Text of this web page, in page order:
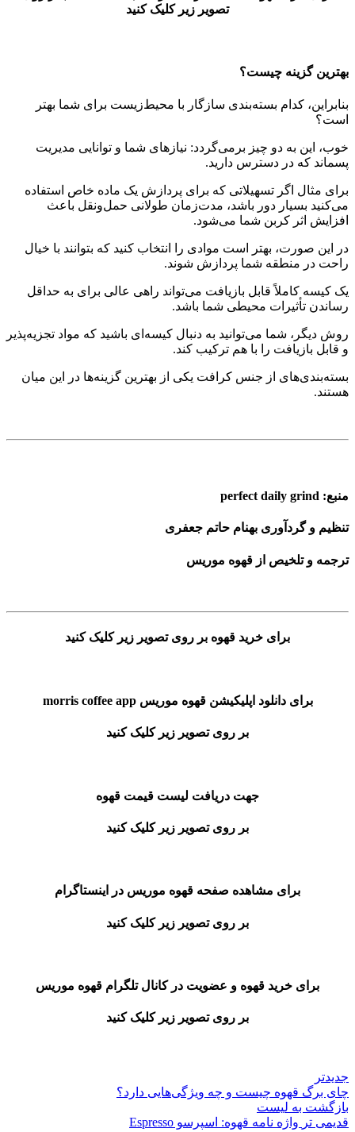
تصویر زیر کلیک کنید
بهترین گزینه چیست؟
بنابراین، کدام بسته‌بندی سازگار با محیط‌زیست برای شما بهتر
است؟
خوب، این به دو چیز برمی‌گردد: نیازهای شما و توانایی مدیریت
پسماند که در دسترس دارید.
برای مثال اگر تسهیلاتی که برای پردازش یک ماده خاص استفاده
می‌کنید بسیار دور باشد، مدت‌زمان طولانی حمل‌ونقل باعث
افزایش اثر کربن شما می‌شود.
در این صورت، بهتر است موادی را انتخاب کنید که بتوانند با خیال
راحت در منطقه شما پردازش شوند.
یک کیسه کاملاً قابل بازیافت می‌تواند راهی عالی برای به حداقل
رساندن تأثیرات محیطی شما باشد.
روش دیگر، شما می‌توانید به دنبال کیسه‌ای باشید که مواد تجزیه‌پذیر
و قابل بازیافت را با هم ترکیب کند.
بسته‌بندی‌های از جنس کرافت یکی از بهترین گزینه‌ها در این میان
هستند.
منبع: perfect daily grind
تنظیم و گردآوری بهنام حاتم جعفری
ترجمه و تلخیص از قهوه موریس
برای خرید قهوه بر روی تصویر زیر کلیک کنید
برای دانلود اپلیکیشن قهوه موریس morris coffee app
بر روی تصویر زیر کلیک کنید
جهت دریافت لیست قیمت قهوه
بر روی تصویر زیر کلیک کنید
برای مشاهده صفحه قهوه موریس در اینستاگرام
بر روی تصویر زیر کلیک کنید
برای خرید قهوه و عضویت در کانال تلگرام قهوه موریس
بر روی تصویر زیر کلیک کنید
جدیدتر
چای برگ قهوه چیست و چه ویژگی‌هایی دارد؟
بازگشت به لیست
قدیمی تر واژه نامه قهوه: اسپرسو Espresso